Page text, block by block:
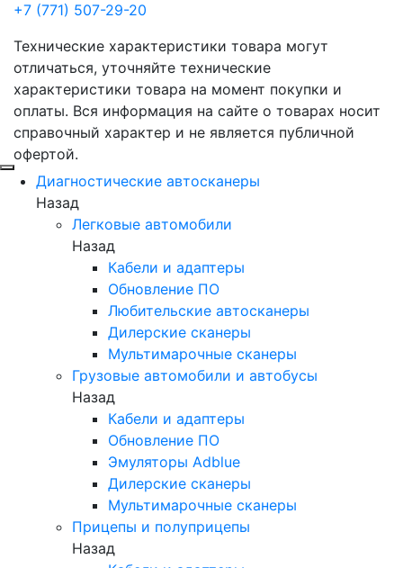
+7 (771) 507-29-20
Технические характеристики товара могут
отличаться, уточняйте технические
характеристики товара на момент покупки и
оплаты. Вся информация на сайте о товарах носит
справочный характер и не является публичной
офертой.
Диагностические автосканеры
Назад
Легковые автомобили
Назад
Кабели и адаптеры
Обновление ПО
Любительские автосканеры
Дилерские сканеры
Мультимарочные сканеры
Грузовые автомобили и автобусы
Назад
Кабели и адаптеры
Обновление ПО
Эмуляторы Adblue
Дилерские сканеры
Мультимарочные сканеры
Прицепы и полуприцепы
Назад